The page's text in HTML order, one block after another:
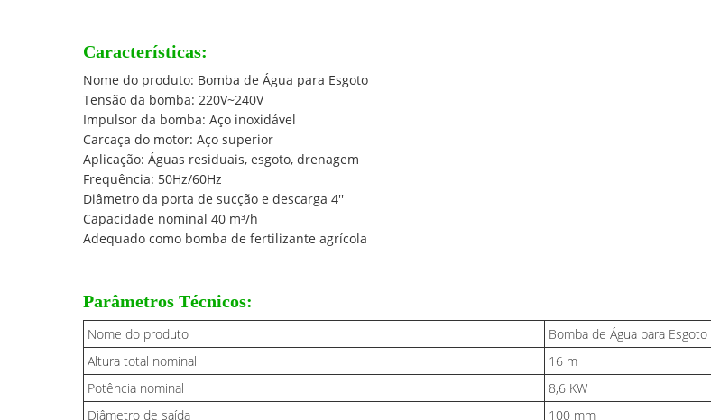
Características:
Nome do produto: Bomba de Água para Esgoto
Tensão da bomba: 220V~240V
Impulsor da bomba: Aço inoxidável
Carcaça do motor: Aço superior
Aplicação: Águas residuais, esgoto, drenagem
Frequência: 50Hz/60Hz
Diâmetro da porta de sucção e descarga 4''
Capacidade nominal 40 m³/h
Adequado como bomba de fertilizante agrícola
Parâmetros Técnicos:
Nome do produto
Bomba de Água para Esgoto
Altura total nominal
16 m
Potência nominal
8,6 KW
Diâmetro de saída
100 mm